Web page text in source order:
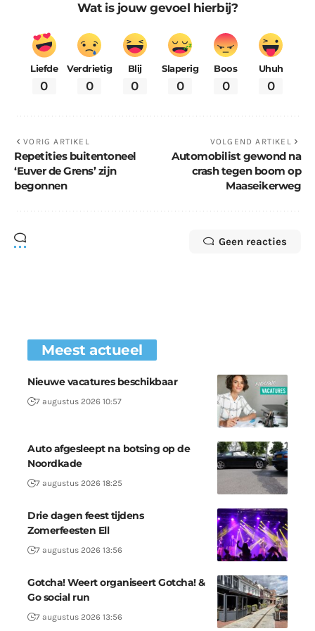
Wat is jouw gevoel hierbij?
Liefde
0
Verdrietig
0
Blij
0
Slaperig
0
Boos
0
Uhuh
0
VORIG ARTIKEL
Repetities buitentoneel
‘Euver de Grens’ zijn
begonnen
VOLGEND ARTIKEL
Automobilist gewond na
crash tegen boom op
Maaseikerweg
Geen reacties
Meest actueel
Nieuwe vacatures beschikbaar
7 augustus 2026 10:57
Auto afgesleept na botsing op de
Noordkade
7 augustus 2026 18:25
Drie dagen feest tijdens
Zomerfeesten Ell
7 augustus 2026 13:56
Gotcha! Weert organiseert Gotcha! &
Go social run
7 augustus 2026 13:56